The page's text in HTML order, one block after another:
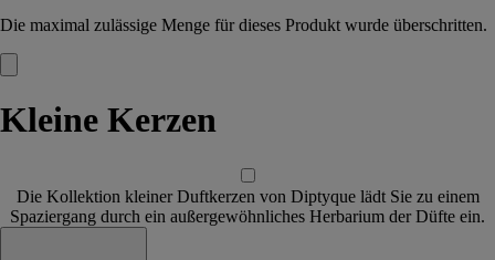
Die maximal zulässige Menge für dieses Produkt wurde überschritten.
Kleine Kerzen
Die Kollektion kleiner Duftkerzen von Diptyque lädt Sie zu einem
Spaziergang durch ein außergewöhnliches Herbarium der Düfte ein.